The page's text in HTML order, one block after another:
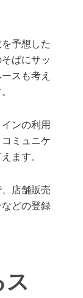
予想した
ばにサッ
スも考え
ンの利用
ミュニケ
ます。
店舗販売
どの登録
ス